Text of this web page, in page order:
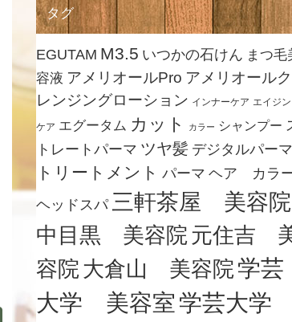
タグ
EGUTAM M3.5 いつかの石けん まつ毛
容液 アメリオールPro アメリオールク
レンジングローション インナーケア エイジ
ケア エグータム カット カラー シャンプー
トレートパーマ ツヤ髪 デジタルパーマ
トリートメント パーマ ヘア カラ
ヘッドスパ 三軒茶屋 美容院
中目黒 美容院元住吉
容院大倉山 美容院学芸
大学 美容室 学芸大学